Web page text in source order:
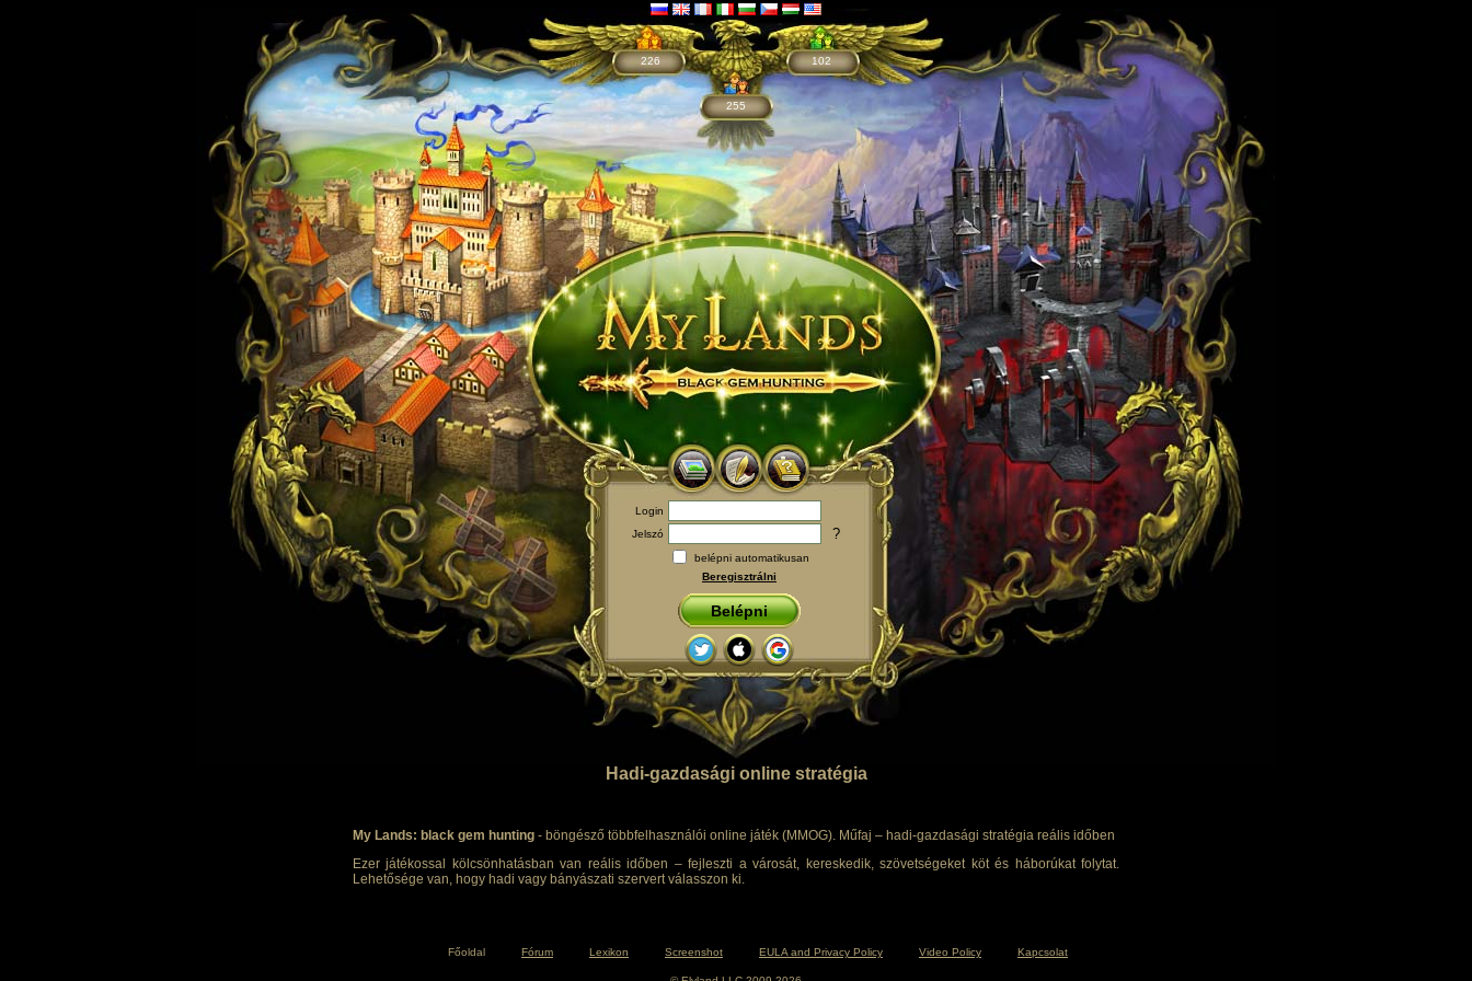
226
255
102
Login
Jelszó
?
belépni automatikusan
Beregisztrálni
Belépni
Hadi-gazdasági online stratégia
My Lands: black gem hunting - böngésző többfelhasználói online játék (MMOG). Műfaj – hadi-gazdasági stratégia reális időben
Ezer játékossal kölcsönhatásban van reális időben – fejleszti a városát, kereskedik, szövetségeket köt és háborúkat folytat.
Lehetősége van, hogy hadi vagy bányászati szervert válasszon ki.
Főoldal Fórum Lexikon Screenshot EULA and Privacy Policy Video Policy Kapcsolat